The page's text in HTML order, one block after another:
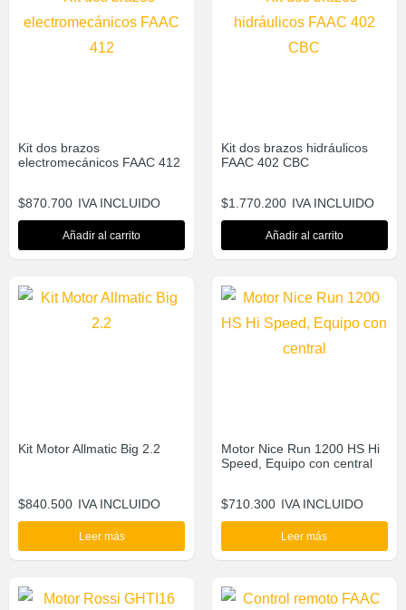
Kit dos brazos
electromecánicos FAAC 412
$870.700 IVA INCLUIDO
Añadir al carrito
Kit dos brazos hidráulicos
FAAC 402 CBC
$1.770.200 IVA INCLUIDO
Añadir al carrito
Kit Motor Allmatic Big 2.2
$840.500 IVA INCLUIDO
Leer más
Motor Nice Run 1200 HS Hi
Speed, Equipo con central
$710.300 IVA INCLUIDO
Leer más